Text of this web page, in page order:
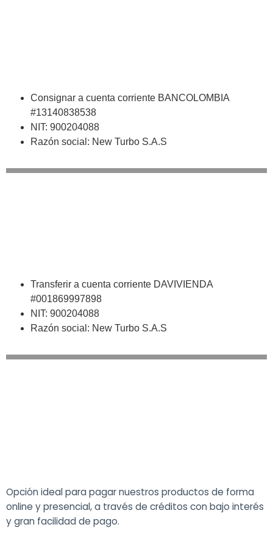
Consignar a cuenta corriente BANCOLOMBIA
#13140838538
NIT: 900204088
Razón social: New Turbo S.A.S
Transferir a cuenta corriente DAVIVIENDA
#001869997898
NIT: 900204088
Razón social: New Turbo S.A.S
Opción ideal para pagar nuestros productos de forma
online y presencial, a través de créditos con bajo interés
y gran facilidad de pago.